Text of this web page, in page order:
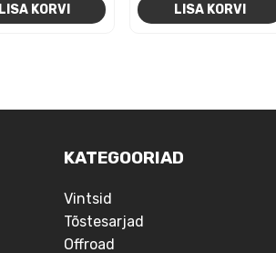
LISA KORVI LISA KORVI
KATEGOORIAD
Vintsid
Tõstesarjad
Offroad